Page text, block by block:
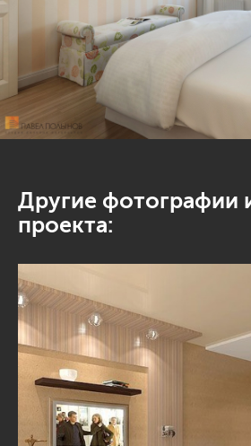
Другие фотографии
проекта: